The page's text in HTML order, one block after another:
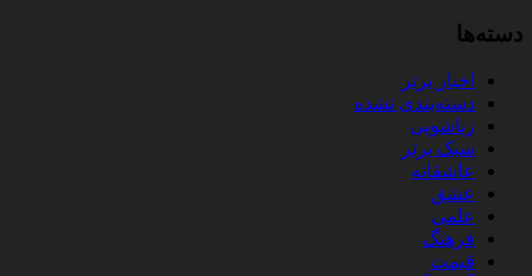
دسته‌ها
اخبار برتر
دسته‌بندی نشده
زناشویی
سبک برتر
عاشقانه
عشق
علمی
فرهنگ
قیمت